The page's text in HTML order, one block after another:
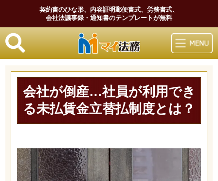
契約書のひな形、内容証明郵便書式、労務書式、
会社法議事録・通知書のテンプレートが無料
マイ法務
会社が倒産…社員が利用でき
る未払賃金立替払制度とは？